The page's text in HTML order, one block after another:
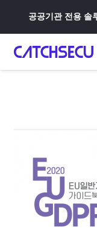
공공기관 전용 솔